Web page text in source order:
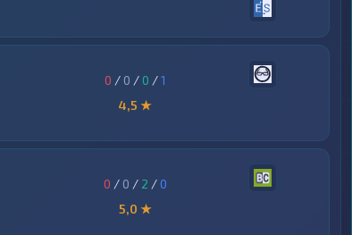
0 / 0 / 0 /1
4,5 ★
0 / 0 / 2 /0
5,0 ★